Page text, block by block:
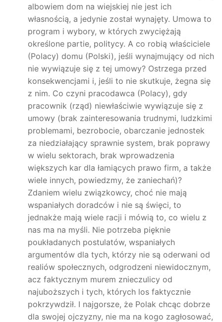
albowiem dom na wiejskiej nie jest ich
własnością, a jedynie został wynajęty. Umowa to
program i wybory, w których zwyciężają
określone partie, politycy. A co robią właściciele
(Polacy) domu (Polski), jeśli wynajmujący od nich
nie wywiązuje się z tej umowy? Ostrzega przed
konsekwencjami i, jeśli to nie skutkuje, żegna się
z nim. Co czyni pracodawca (Polacy), gdy
pracownik (rząd) niewłaściwie wywiązuje się z
umowy (brak zainteresowania trudnymi, ludzkimi
problemami, bezrobocie, obarczanie jednostek
za niedziałający sprawnie system, brak poprawy
w wielu sektorach, brak wprowadzenia
większych kar dla łamiących prawo firm, a także
wiele innych, powiedzmy, że zaniechań)?
Zdaniem wielu związkowcy, choć nie mają
wspaniałych doradców i nie są święci, to
jednakże mają wiele racji i mówią to, co wielu z
nas ma na myśli. Nie potrzeba pięknie
poukładanych postulatów, wspaniałych
argumentów dla tych, którzy nie są oderwani od
realiów społecznych, odgrodzeni niewidocznym,
acz faktycznym murem znieczulicy od
najuboższych i tych, których los faktycznie
pokrzywdził. I najgorsze, że Polak chcąc dobrze
dla swojej ojczyzny, nie ma na kogo zagłosować,